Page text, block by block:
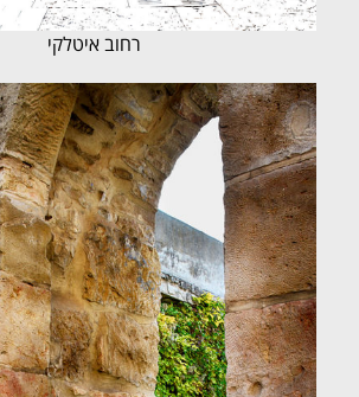
רחוב איטלקי